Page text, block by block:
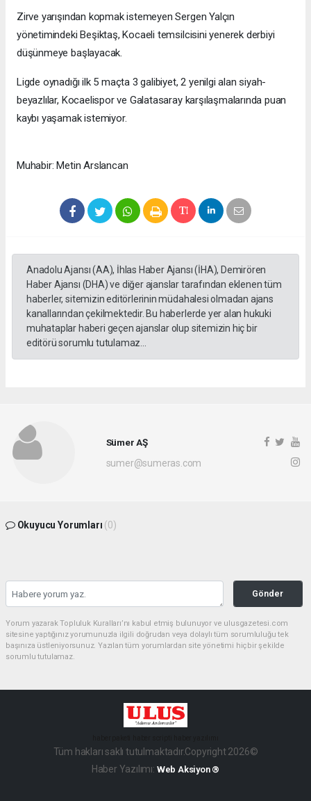
Zirve yarışından kopmak istemeyen Sergen Yalçın
yönetimindeki Beşiktaş, Kocaeli temsilcisini yenerek derbiyi
düşünmeye başlayacak.
Ligde oynadığı ilk 5 maçta 3 galibiyet, 2 yenilgi alan siyah-
beyazlılar, Kocaelispor ve Galatasaray karşılaşmalarında puan
kaybı yaşamak istemiyor.
Muhabir: Metin Arslancan
Anadolu Ajansı (AA), İhlas Haber Ajansı (İHA), Demirören
Haber Ajansı (DHA) ve diğer ajanslar tarafından eklenen tüm
haberler, sitemizin editörlerinin müdahalesi olmadan ajans
kanallarından çekilmektedir. Bu haberlerde yer alan hukuki
muhataplar haberi geçen ajanslar olup sitemizin hiç bir
editörü sorumlu tutulamaz...
Sümer AŞ
sumer@sumeras.com
Okuyucu Yorumları (0)
Gönder
Yorum yazarak Topluluk Kuralları’nı kabul etmiş bulunuyor ve ulusgazetesi.com
sitesine yaptığınız yorumunuzla ilgili doğrudan veya dolaylı tüm sorumluluğu tek
başınıza üstleniyorsunuz. Yazılan tüm yorumlardan site yönetimi hiçbir şekilde
sorumlu tutulamaz.
Tüm hakları saklı tutulmaktadır.Copyright 2026©
Haber Yazılımı: Web Aksiyon ®